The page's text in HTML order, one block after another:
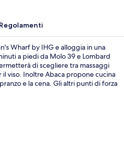
Regolamenti
Wharf by IHG e alloggia in una
a piedi da Molo 39 e Lombard
di scegliere tra massaggi
viso. Inoltre Abaca propone cucina
e la cena. Gli altri punti di forza
Le recensioni dei viaggiatori
bagni. Usare i mezzi pubblici è
metro di Beach St & Mason St è